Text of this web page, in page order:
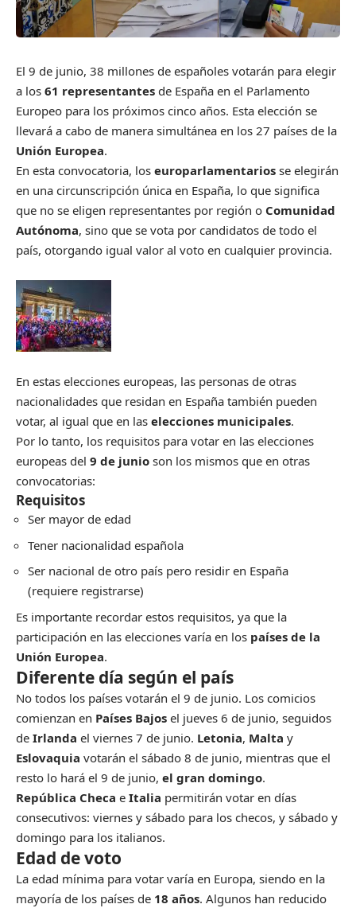
El 9 de junio, 38 millones de españoles votarán para elegir
a los 61 representantes de España en el Parlamento
Europeo para los próximos cinco años. Esta elección se
llevará a cabo de manera simultánea en los 27 países de la
Unión Europea.
En esta convocatoria, los europarlamentarios se elegirán
en una circunscripción única en España, lo que significa
que no se eligen representantes por región o Comunidad
Autónoma, sino que se vota por candidatos de todo el
país, otorgando igual valor al voto en cualquier provincia.
En estas elecciones europeas, las personas de otras
nacionalidades que residan en España también pueden
votar, al igual que en las elecciones municipales.
Por lo tanto, los requisitos para votar en las elecciones
europeas del 9 de junio son los mismos que en otras
convocatorias:
Requisitos
Ser mayor de edad
Tener nacionalidad española
Ser nacional de otro país pero residir en España
(requiere registrarse)
Es importante recordar estos requisitos, ya que la
participación en las elecciones varía en los países de la
Unión Europea.
Diferente día según el país
No todos los países votarán el 9 de junio. Los comicios
comienzan en Países Bajos el jueves 6 de junio, seguidos
de Irlanda el viernes 7 de junio. Letonia, Malta y
Eslovaquia votarán el sábado 8 de junio, mientras que el
resto lo hará el 9 de junio, el gran domingo.
República Checa e Italia permitirán votar en días
consecutivos: viernes y sábado para los checos, y sábado y
domingo para los italianos.
Edad de voto
La edad mínima para votar varía en Europa, siendo en la
mayoría de los países de 18 años. Algunos han reducido